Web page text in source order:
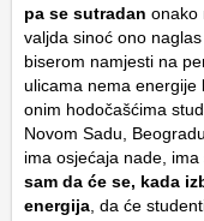
pa se sutradan onako
valjda sinoć ono
biserom namjesti na
ulicama nema energije
onim hodočašćima
Novom Sadu,
ima osjećaja nade,
sam da će se, kada
energija , da će